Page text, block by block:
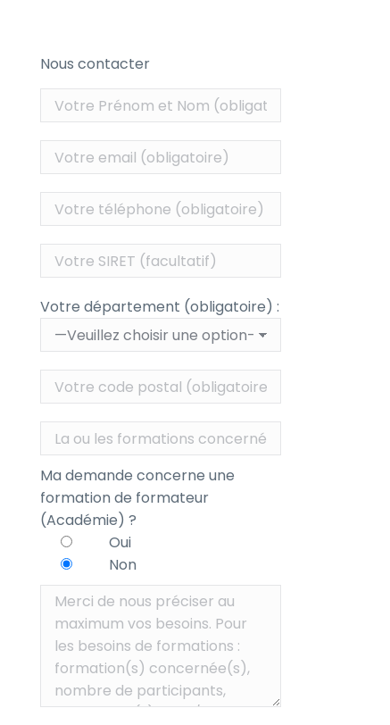
Nous contacter
Votre département (obligatoire) :
Ma demande concerne une
formation de formateur
(Académie) ?
Oui
Non